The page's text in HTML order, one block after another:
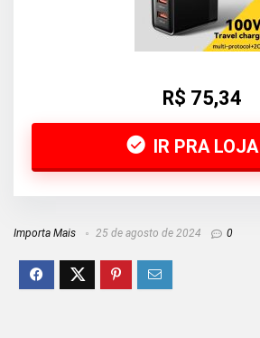
R$ 75,34
IR PRA LOJA
Importa Mais 25 de agosto de 2024 0